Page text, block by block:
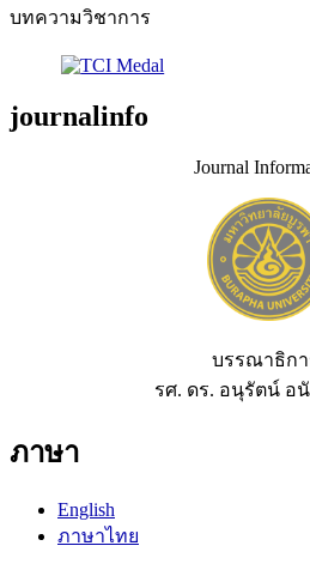
บทความวิชาการ
journalinfo
Journal
บรรณาธิกา
รศ. ดร. อนุรัตน์ อ
ภาษา
English
ภาษาไทย